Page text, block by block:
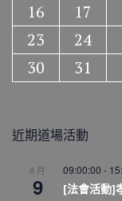
16
17
23
24
30
31
近期道場活動
8 月
9
09:00:00 -
[法會活動]